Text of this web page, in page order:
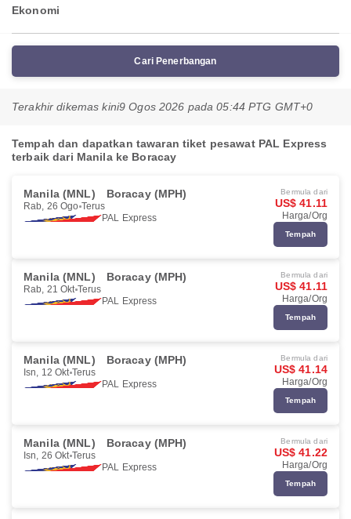
Ekonomi
Cari Penerbangan
Terakhir dikemas kini9 Ogos 2026 pada 05:44 PTG GMT+0
Tempah dan dapatkan tawaran tiket pesawat PAL Express
terbaik dari Manila ke Boracay
Manila (MNL) Boracay (MPH)
Rab, 26 Ogo Terus
PAL Express
Bermula dari
US$ 41.11
Harga/Org
Tempah
Manila (MNL) Boracay (MPH)
Rab, 21 Okt Terus
PAL Express
Bermula dari
US$ 41.11
Harga/Org
Tempah
Manila (MNL) Boracay (MPH)
Isn, 12 Okt Terus
PAL Express
Bermula dari
US$ 41.14
Harga/Org
Tempah
Manila (MNL) Boracay (MPH)
Isn, 26 Okt Terus
PAL Express
Bermula dari
US$ 41.22
Harga/Org
Tempah